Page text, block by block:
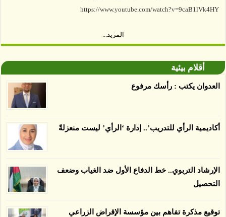
https://www.youtube.com/watch?v=9caB1lVk4HY
توصل العلماء إلى أن غابات زيت النخيل التي تم
اعتمادها على أنها مستدامة تدمرت بشكل أسرع من
الغطاء عن أي ادعاءات تقول بأن الزيت يمكن ألا
يسبب الدمار. وكشفت الدراسة فقدان المناطق
بينما فقدت المناطق غير المعتمدة 34 في المئة، وفقاً
المزيد...
أقلام بيئية
العدوان يكتب : رأسك مرفوع
أكاديمية الرأي للتدريب’.. إدارة ‘الرأي’ ليست منعزلةً
الإرشاد التربوي.. خط الدفاع الأول ضد الغياب وضعف
التحصيل
توقيع مذكرة تفاهم بين مؤسسة الإقراض الزراعي